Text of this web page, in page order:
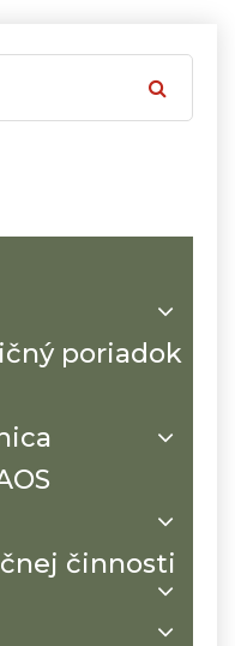
poriadok
činnosti